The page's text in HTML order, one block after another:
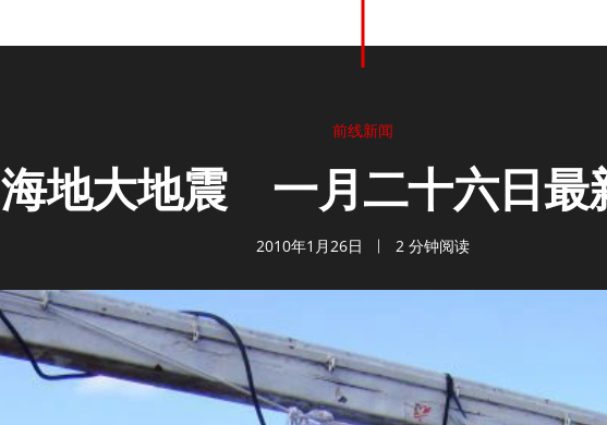
前线新闻
海地大地震 一月二十六日最
2010年1月26日 2 分钟阅读